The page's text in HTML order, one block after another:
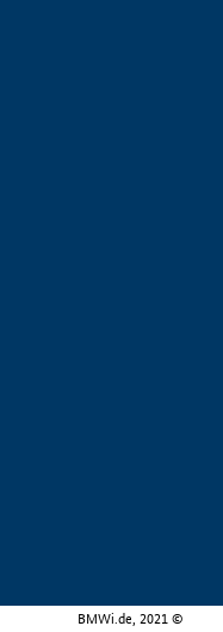
BMWi.de, 2021 ©